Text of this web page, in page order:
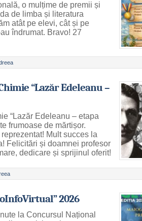
o mulțime de premii și
de limba și literatura
atât pe elevi, cât și pe
îndrumat. Bravo! 27
“Lazăr Edeleanu –
“Lazăr Edeleanu – etapa
frumoase de mărtișor.
Mult succes la
Felicitări și doamnei profesor
dedicare și sprijinul oferit!
2026
la Concursul Național